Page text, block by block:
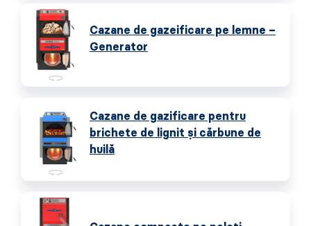
Cazane de gazeificare pe lemne –
Generator
Cazane de gazificare pentru
brichete de lignit și cărbune de
huilă